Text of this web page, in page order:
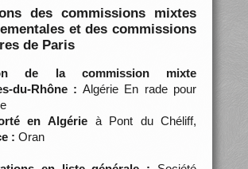
des commissions mixtes
et des commissions
de Paris
de la commission mixte
du-Rhône : Algérie En rade pour
en Algérieà Pont du Chéliff,
: Oran